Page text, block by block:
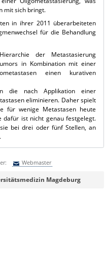
mit sich bringt.
in ihrer 2011 überarbeiteten
für die Behandlung
der Metastasierung
in Kombination mit einer
einen kurativen
die nach Applikation einer
eliminieren. Daher spielt
für wenige Metastasen heute
dafür ist nicht genau festgelegt.
bei drei oder fünf Stellen, an
Webmaster
Webmaster Magdeburg